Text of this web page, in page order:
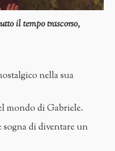
il tempo trascorso,
nella sua
mondo di Gabriele.
di diventare un